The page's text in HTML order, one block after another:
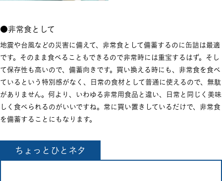
●非常食として
地震や台風などの災害に備えて、非常食として備蓄するのに缶詰は最適
です。そのまま食べることもできるので非常時には重宝するはず。そし
て保存性も高いので、備蓄向きです。買い換える時にも、非常食を食べ
ているという特別感がなく、日常の食材として普通に使えるので、無駄
がありません。何より、いわゆる非常用食品と違い、日常と同じく美味
しく食べられるのがいいですね。常に買い置きしているだけで、非常食
を備蓄することにもなります。
ちょっとひとネタ